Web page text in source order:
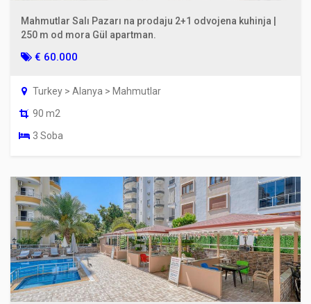
Mahmutlar Salı Pazarı na prodaju 2+1 odvojena kuhinja |
250 m od mora Gül apartman.
€ 60.000
Turkey > Alanya > Mahmutlar
90 m2
3 Soba